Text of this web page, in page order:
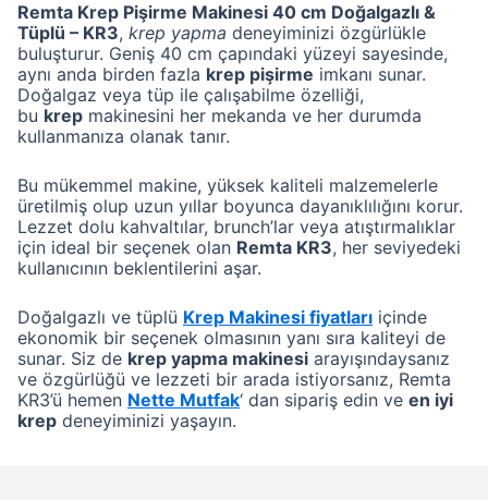
Remta Krep Pişirme Makinesi 40 cm Doğalgazlı &
Tüplü – KR3, krep yapma deneyiminizi özgürlükle
buluşturur. Geniş 40 cm çapındaki yüzeyi sayesinde,
aynı anda birden fazla krep pişirme imkanı sunar.
Doğalgaz veya tüp ile çalışabilme özelliği,
bu krep makinesini her mekanda ve her durumda
kullanmanıza olanak tanır.
Bu mükemmel makine, yüksek kaliteli malzemelerle
üretilmiş olup uzun yıllar boyunca dayanıklılığını korur.
Lezzet dolu kahvaltılar, brunch’lar veya atıştırmalıklar
için ideal bir seçenek olan Remta KR3, her seviyedeki
kullanıcının beklentilerini aşar.
Doğalgazlı ve tüplü Krep Makinesi fiyatları içinde
ekonomik bir seçenek olmasının yanı sıra kaliteyi de
sunar. Siz de krep yapma makinesi arayışındaysanız
ve özgürlüğü ve lezzeti bir arada istiyorsanız, Remta
KR3’ü hemen Nette Mutfak‘ dan sipariş edin ve en iyi
krep deneyiminizi yaşayın.